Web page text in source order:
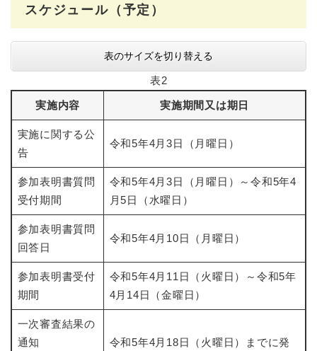
スケジュール（予定）
表のサイズを切り替える
表2
実施内容 実施期間又は期日
実施に関する公
告
令和5年4月3日（月曜日）
参加表明書質問
受付期間
令和5年4月3日（月曜日）～令和5年4
月5日（水曜日）
参加表明書質問
回答日
令和5年4月10日（月曜日）
参加表明書受付
期間
令和5年4月11日（火曜日）～令和5年
4月14日（金曜日）
一次審査結果の
通知
令和5年4月18日（火曜日）までに発